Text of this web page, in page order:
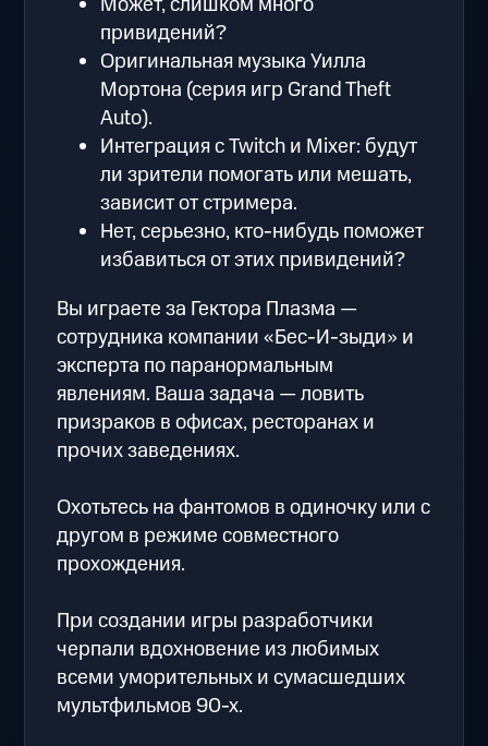
привидений?
Оригинальная музыка Уилла
Мортона (серия игр Grand Theft
Auto).
Интеграция с Twitch и Mixer: будут
ли зрители помогать или мешать,
зависит от стримера.
Нет, серьезно, кто-нибудь поможет
избавиться от этих привидений?
Вы играете за Гектора Плазма —
сотрудника компании «Бес-И-зыди» и
эксперта по паранормальным
явлениям. Ваша задача — ловить
призраков в офисах, ресторанах и
прочих заведениях.
Охотьтесь на фантомов в одиночку или с
другом в режиме совместного
прохождения.
При создании игры разработчики
черпали вдохновение из любимых
всеми уморительных и сумасшедших
мультфильмов 90-х.